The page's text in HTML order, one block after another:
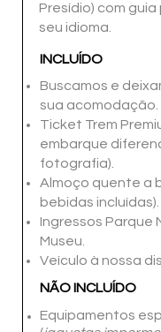
Presídio) com
seu idioma.
INCLUÍDO
Buscamos e
sua acomodação.
Ticket Trem
embarque
fotografia).
Almoço quente a
bebidas incluídas).
Ingressos Parque
Museu.
Veículo à nossa
NÃO INCLUÍDO
Equipamentos